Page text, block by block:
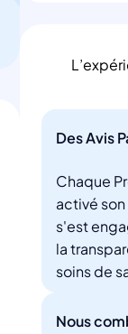
Des Avis
Chaque
activé
s'est
la
soins de
Nous